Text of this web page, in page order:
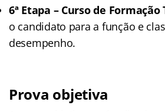
6ª Etapa – Curso de Formação
o candidato para a função e
desempenho.
Prova objetiva